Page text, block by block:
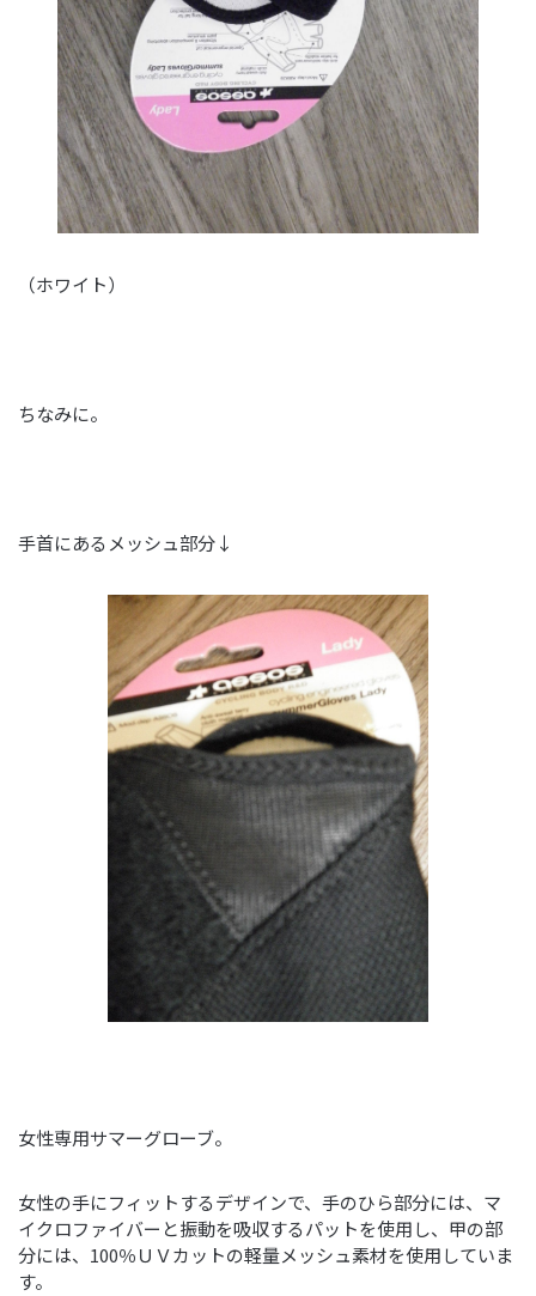
（ホワイト）
ちなみに。
手首にあるメッシュ部分↓
女性専用サマーグローブ。
女性の手にフィットするデザインで、手のひら部分には、マ
イクロファイバーと振動を吸収するパットを使用し、甲の部
分には、100％ＵＶカットの軽量メッシュ素材を使用していま
す。